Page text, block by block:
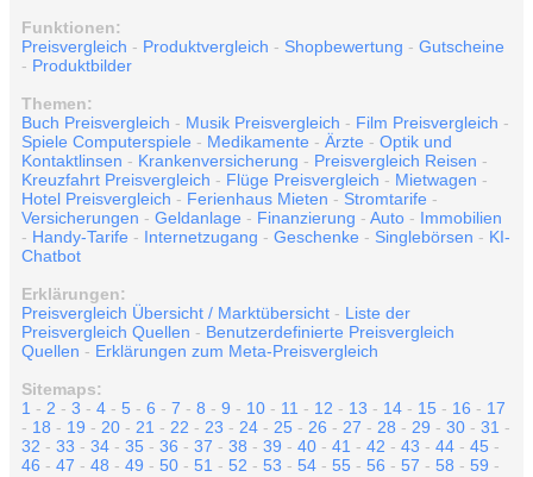
Funktionen:
Preisvergleich - Produktvergleich - Shopbewertung - Gutscheine
- Produktbilder
Themen:
Buch Preisvergleich - Musik Preisvergleich - Film Preisvergleich -
Spiele Computerspiele - Medikamente - Ärzte - Optik und
Kontaktlinsen - Krankenversicherung - Preisvergleich Reisen -
Kreuzfahrt Preisvergleich - Flüge Preisvergleich - Mietwagen -
Hotel Preisvergleich - Ferienhaus Mieten - Stromtarife -
Versicherungen - Geldanlage - Finanzierung - Auto - Immobilien
- Handy-Tarife - Internetzugang - Geschenke - Singlebörsen - KI-
Chatbot
Erklärungen:
Preisvergleich Übersicht / Marktübersicht - Liste der
Preisvergleich Quellen - Benutzerdefinierte Preisvergleich
Quellen - Erklärungen zum Meta-Preisvergleich
Sitemaps:
1 - 2 - 3 - 4 - 5 - 6 - 7 - 8 - 9 - 10 - 11 - 12 - 13 - 14 - 15 - 16 - 17
- 18 - 19 - 20 - 21 - 22 - 23 - 24 - 25 - 26 - 27 - 28 - 29 - 30 - 31 -
32 - 33 - 34 - 35 - 36 - 37 - 38 - 39 - 40 - 41 - 42 - 43 - 44 - 45 -
46 - 47 - 48 - 49 - 50 - 51 - 52 - 53 - 54 - 55 - 56 - 57 - 58 - 59 -